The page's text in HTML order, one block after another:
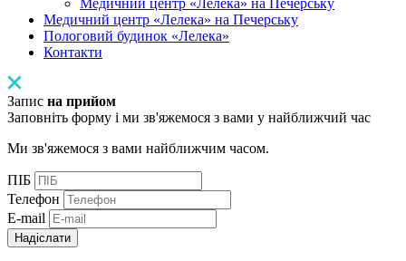
Медичний центр «Лелека» на Печерську
Медичний центр «Лелека» на Печерську
Пологовий будинок «Лелека»
Контакти
Запис на прийом
Заповніть форму і ми зв'яжемося з вами у найближчий час
Ми зв'яжемося з вами найближчим часом.
ПІБ
Телефон
E-mail
Надіслати